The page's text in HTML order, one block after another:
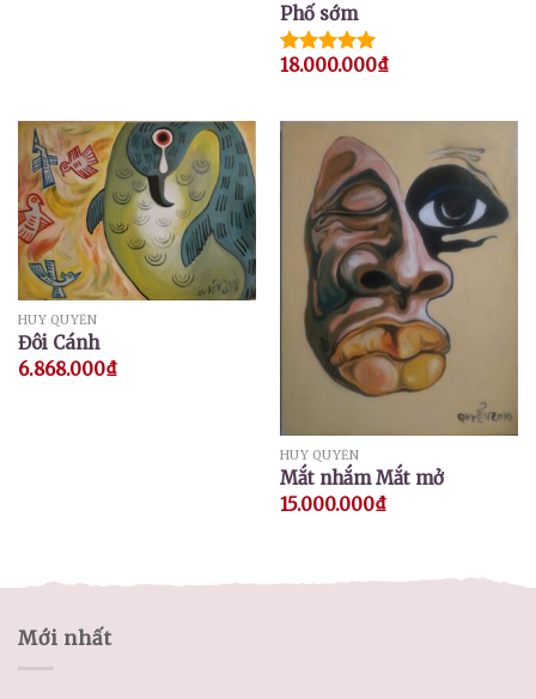
Phố sớm
Được xếp
18.000.000₫
HUY QUYỂN
Đôi Cánh
6.868.000₫
HUY QUYỂN
Mắt nhắm Mắt mở
15.000.000₫
Mới nhất